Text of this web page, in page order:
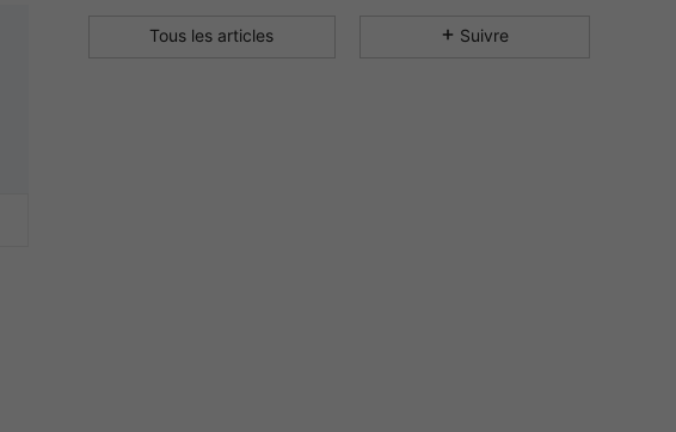
Tous les articles Suivre